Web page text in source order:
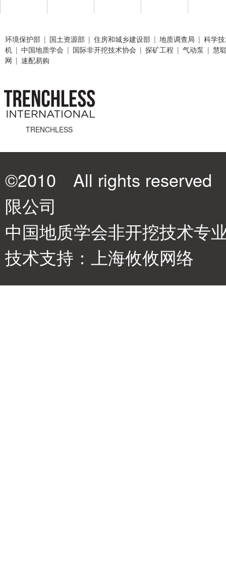
环境保护部 | 国土资源部 | 住房和城乡建设部 | 地质调查局 | 科学
机 | 中国地质学会 | 国际非开挖技术协会 | 探矿工程 | 气动泵 | 慧
网 | 速配易购
TRENCHLESS
©2010 All rights reserved
限公司
中国地质学会非开挖技术专
技术支持： 上海攸攸网络